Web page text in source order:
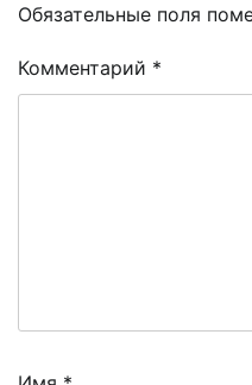
Обязательные поля
Комментарий *